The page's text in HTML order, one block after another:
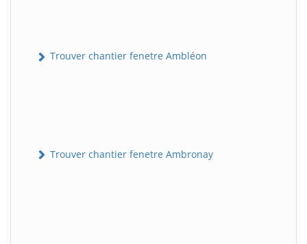
Trouver chantier fenetre Ambléon
Trouver chantier fenetre Ambronay